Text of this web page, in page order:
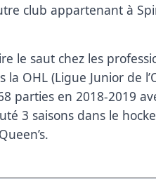
club appartenant à
le saut chez les
la OHL (Ligue Junior de
parties en 2018-2019
3 saisons dans le